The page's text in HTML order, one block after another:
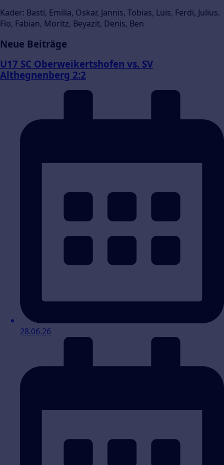
Kader: Basti, Emilia, Oskar, Jannis, Tobias, Luis, Ferdi, Julius,
Flo, Fabian, Moritz, Beyazit, Denis, Ben
Neue Beiträge
U17 SC Oberweikertshofen vs. SV
Althegnenberg 2:2
28.06.26